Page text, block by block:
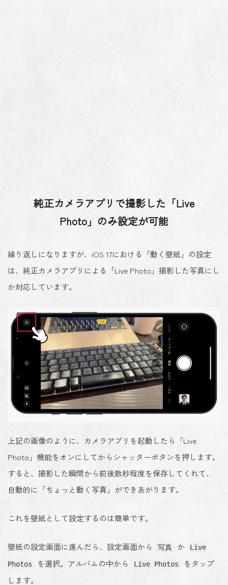
純正カメラアプリで撮影した「Live
Photo」のみ設定が可能
繰り返しになりますが、iOS 17における「動く壁紙」の設定
は、純正カメラアプリによる「Live Photo」撮影した写真にし
か対応しています。
上記の画像のように、カメラアプリを起動したら「Live
Photo」機能をオンにしてからシャッターボタンを押します。
すると、撮影した瞬間から前後数秒程度を保存してくれて、
自動的に「ちょっと動く写真」ができあがります。
これを壁紙として設定するのは簡単です。
壁紙の設定画面に進んだら、設定画面から 写真 か Live
Photos を選択。アルバムの中から Live Photos
をタップ
します。